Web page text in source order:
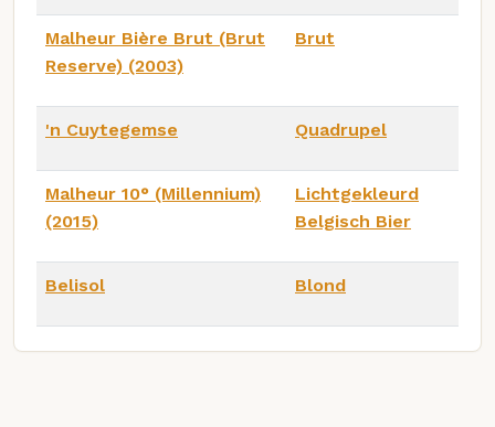
Malheur Bière Brut (Brut
Reserve) (2003)
Brut
'n Cuytegemse Quadrupel
Malheur 10° (Millennium)
(2015)
Lichtgekleurd
Belgisch Bier
Belisol Blond